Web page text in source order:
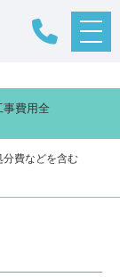
メ
ニ
ー
TOTO
分費などを含む